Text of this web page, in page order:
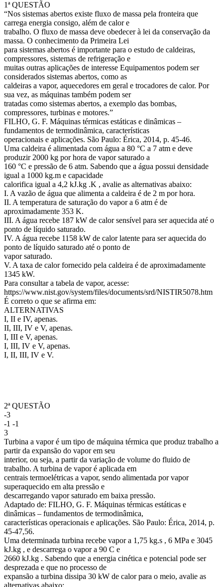
1ª QUESTÃO
“Nos sistemas abertos existe fluxo de massa pela fronteira que
carrega energia consigo, além de calor e
trabalho. O fluxo de massa deve obedecer à lei da conservação da
massa. O conhecimento da Primeira Lei
para sistemas abertos é importante para o estudo de caldeiras,
compressores, sistemas de refrigeração e
muitas outras aplicações de interesse Equipamentos podem ser
considerados sistemas abertos, como as
caldeiras a vapor, aquecedores em geral e trocadores de calor. Por
sua vez, as máquinas também podem ser
tratadas como sistemas abertos, a exemplo das bombas,
compressores, turbinas e motores.”
FILHO, G. F. Máquinas térmicas estáticas e dinâmicas –
fundamentos de termodinâmica, características
operacionais e aplicações. São Paulo: Érica, 2014, p. 45-46.
Uma caldeira é alimentada com água a 80 °C a 7 atm e deve
produzir 2000 kg por hora de vapor saturado a
160 °C e pressão de 6 atm. Sabendo que a água possui densidade
igual a 1000 kg.m e capacidade
calorifica igual a 4,2 kJ.kg .K , avalie as alternativas abaixo:
I. A vazão de água que alimenta a caldeira é de 2 m por hora.
II. A temperatura de saturação do vapor a 6 atm é de
aproximadamente 353 K.
III. A água recebe 187 kW de calor sensível para ser aquecida até o
ponto de líquido saturado.
IV. A água recebe 1158 kW de calor latente para ser aquecida do
ponto de líquido saturado até o ponto de
vapor saturado.
V. A taxa de calor fornecido pela caldeira é de aproximadamente
1345 kW.
Para consultar a tabela de vapor, acesse:
https://www.nist.gov/system/files/documents/srd/NISTIR5078.htm
É correto o que se afirma em:
ALTERNATIVAS
I, II e IV, apenas.
II, III, IV e V, apenas.
I, III e V, apenas.
I, III, IV e V, apenas.
I, II, III, IV e V.
2ª QUESTÃO
-3
-1 -1
3
Turbina a vapor é um tipo de máquina térmica que produz trabalho a
partir da expansão do vapor em seu
interior, ou seja, a partir da variação de volume do fluido de
trabalho. A turbina de vapor é aplicada em
centrais termoelétricas a vapor, sendo alimentada por vapor
superaquecido em alta pressão e
descarregando vapor saturado em baixa pressão.
Adaptado de: FILHO, G. F. Máquinas térmicas estáticas e
dinâmicas – fundamentos de termodinâmica,
características operacionais e aplicações. São Paulo: Érica, 2014, p.
45-47,56.
Uma determinada turbina recebe vapor a 1,75 kg.s , 6 MPa e 3045
kJ.kg , e descarrega o vapor a 90 C e
2660 kJ.kg . Sabendo que a energia cinética e potencial pode ser
desprezada e que no processo de
expansão a turbina dissipa 30 kW de calor para o meio, avalie as
alternativas abaixo: